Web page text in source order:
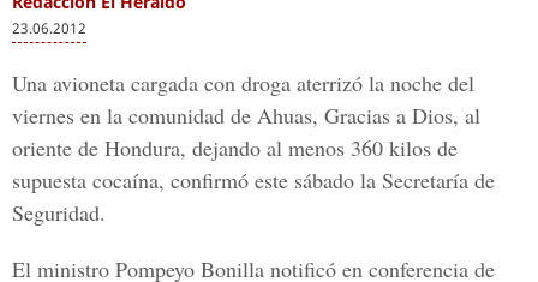
23.06.2012
Una avioneta cargada con droga aterrizó la noche del
viernes en la comunidad de Ahuas, Gracias a Dios, al
oriente de Hondura, dejando al menos 360 kilos de
supuesta cocaína, confirmó este sábado la Secretaría de
Seguridad.
El ministro Pompeyo Bonilla notificó en conferencia de